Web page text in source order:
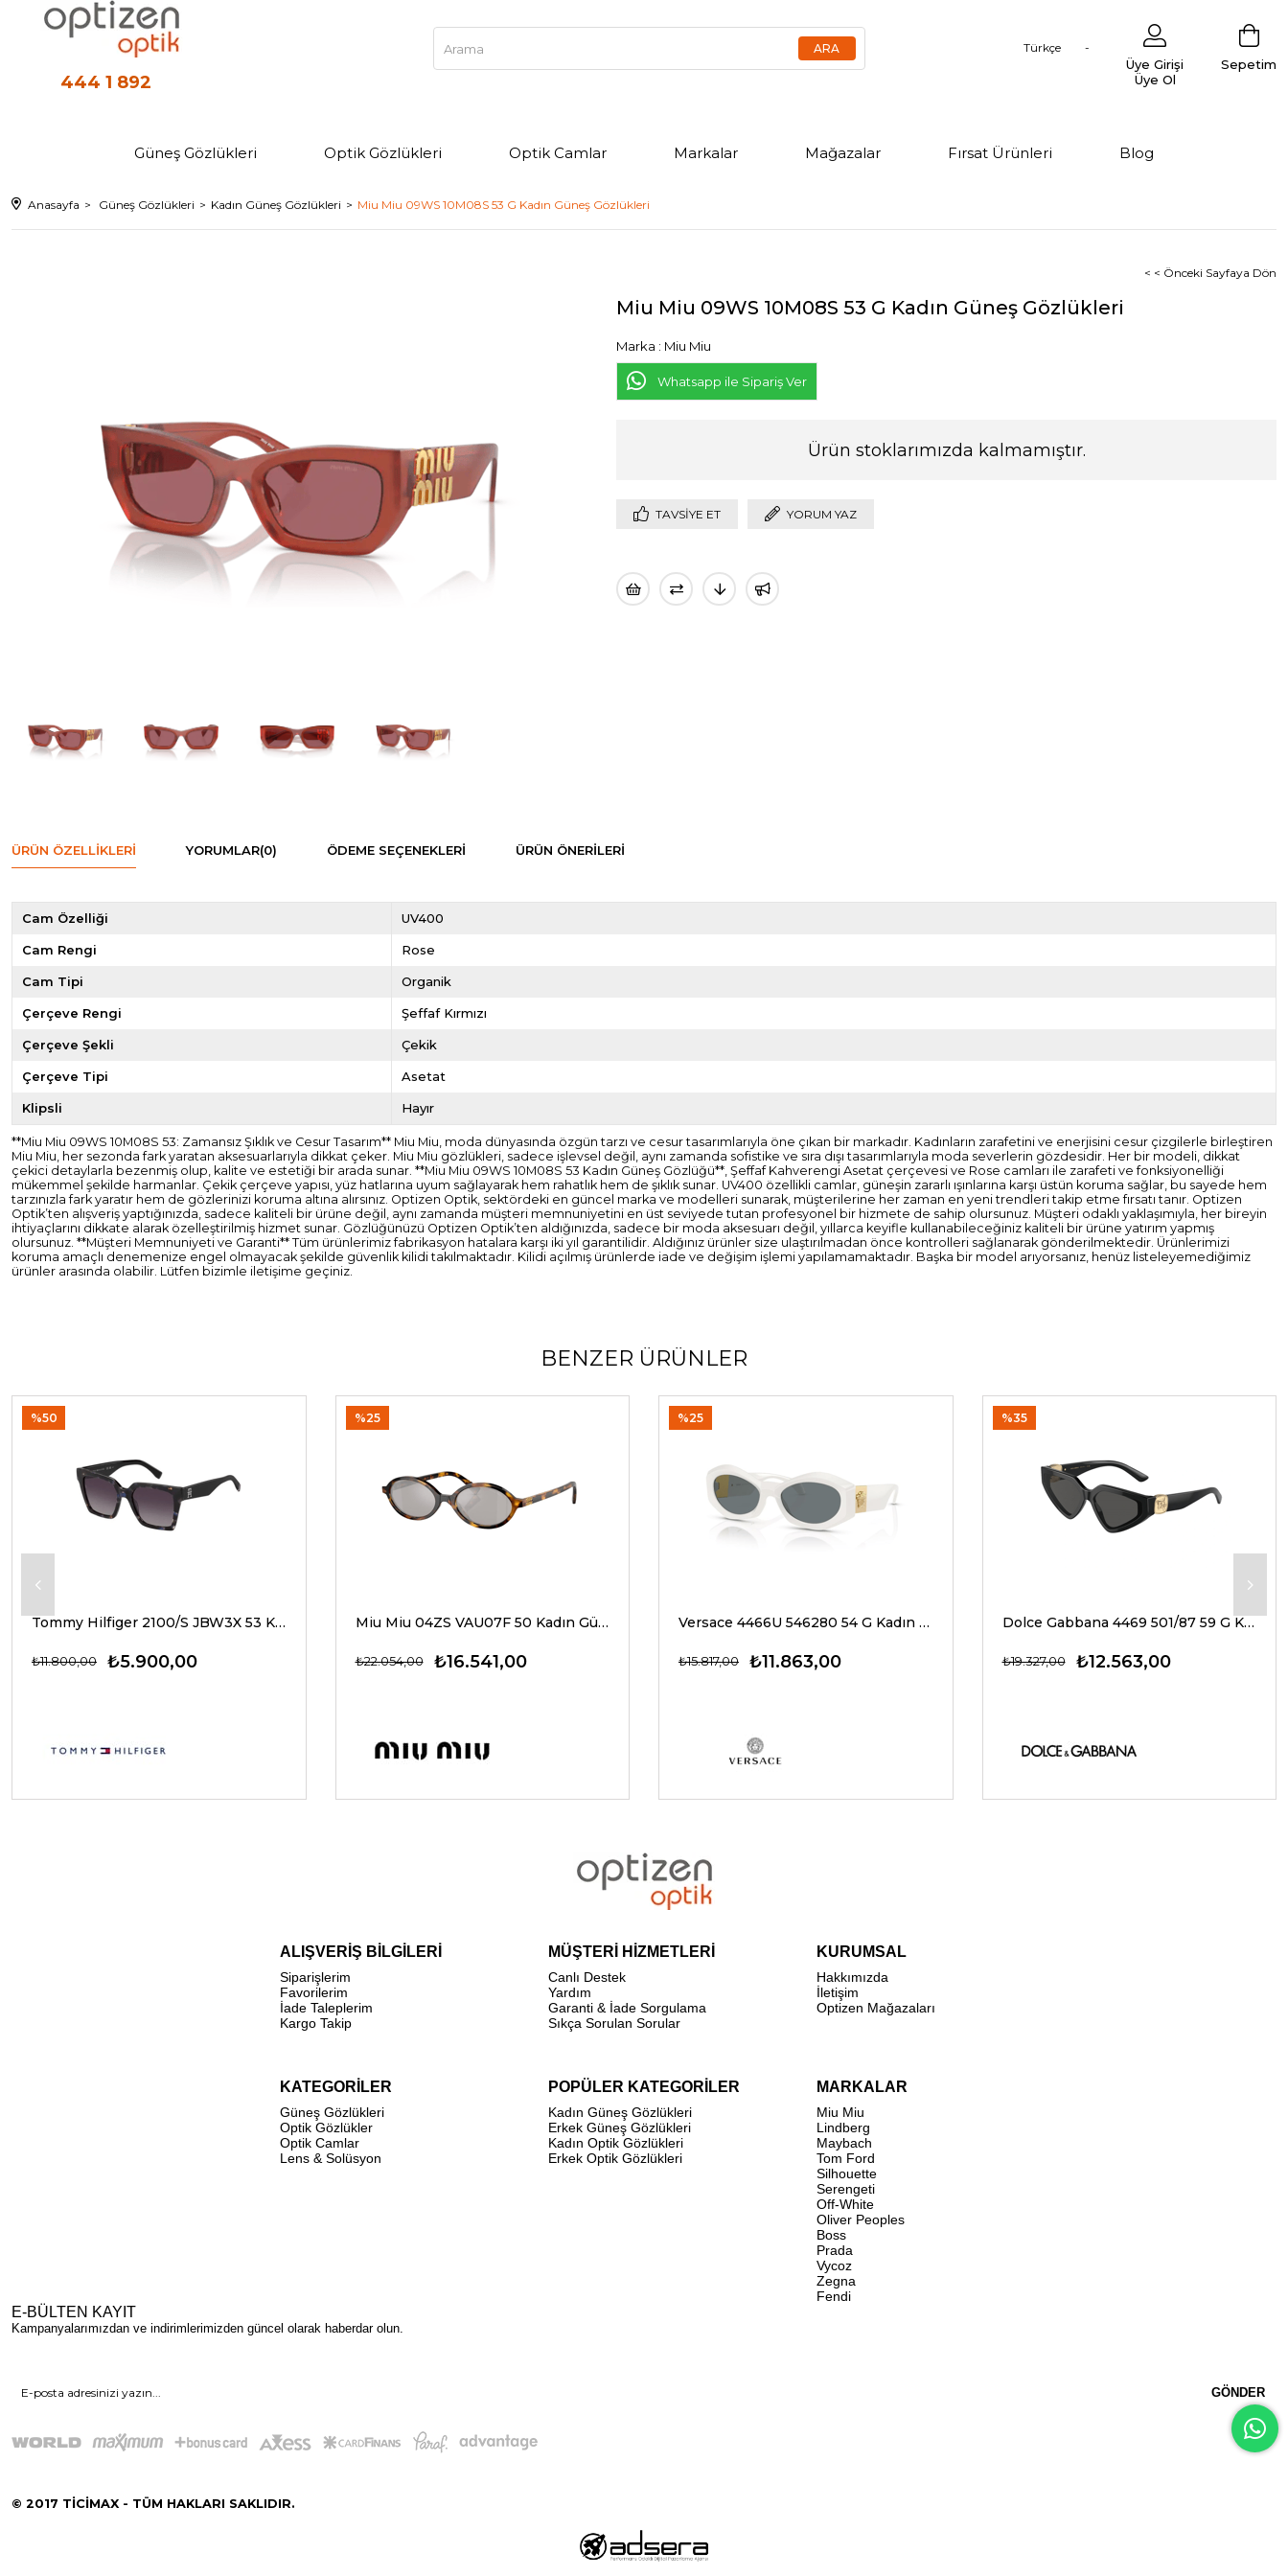
444 1 892
Türkçe
Sepetim
Üye Girişi
Üye Ol
Güneş Gözlükleri Optik Gözlükleri Optik Camlar Markalar Mağazalar Fırsat Ürünleri Blog
Anasayfa Güneş Gözlükleri Kadın Güneş Gözlükleri Miu Miu 09WS 10M08S 53 G Kadın Güneş Gözlükleri
< < Önceki Sayfaya Dön
Miu Miu 09WS 10M08S 53 G Kadın Güneş Gözlükleri
Marka : Miu Miu
Whatsapp ile Sipariş Ver
Ürün stoklarımızda kalmamıştır.
TAVSIYE ET YORUM YAZ
ÜRÜN ÖZELLIKLERI YORUMLAR(0) ÖDEME SEÇENEKLERI ÜRÜN ÖNERILERI
Cam Özelliği UV400
Cam Rengi Rose
Cam Tipi Organik
Çerçeve Rengi Şeffaf Kırmızı
Çerçeve Şekli Çekik
Çerçeve Tipi Asetat
Klipsli Hayır
**Miu Miu 09WS 10M08S 53: Zamansız Şıklık ve Cesur Tasarım** Miu Miu, moda dünyasında özgün tarzı ve cesur tasarımlarıyla öne çıkan bir markadır. Kadınların zarafetini ve enerjisini cesur çizgilerle birleştiren
Miu Miu, her sezonda fark yaratan aksesuarlarıyla dikkat çeker. Miu Miu gözlükleri, sadece işlevsel değil, aynı zamanda sofistike ve sıra dışı tasarımlarıyla moda severlerin gözdesidir. Her bir modeli, dikkat
çekici detaylarla bezenmiş olup, kalite ve estetiği bir arada sunar. **Miu Miu 09WS 10M08S 53 Kadın Güneş Gözlüğü**, Şeffaf Kahverengi Asetat çerçevesi ve Rose camları ile zarafeti ve fonksiyonelliği
mükemmel şekilde harmanlar. Çekik çerçeve yapısı, yüz hatlarına uyum sağlayarak hem rahatlık hem de şıklık sunar. UV400 özellikli camlar, güneşin zararlı ışınlarına karşı üstün koruma sağlar, bu sayede hem
tarzınızla fark yaratır hem de gözlerinizi koruma altına alırsınız. Optizen Optik, sektördeki en güncel marka ve modelleri sunarak, müşterilerine her zaman en yeni trendleri takip etme fırsatı tanır. Optizen
Optik’ten alışveriş yaptığınızda, sadece kaliteli bir ürüne değil, aynı zamanda müşteri memnuniyetini en üst seviyede tutan profesyonel bir hizmete de sahip olursunuz. Müşteri odaklı yaklaşımıyla, her bireyin
ihtiyaçlarını dikkate alarak özelleştirilmiş hizmet sunar. Gözlüğünüzü Optizen Optik’ten aldığınızda, sadece bir moda aksesuarı değil, yıllarca keyifle kullanabileceğiniz kaliteli bir ürüne yatırım yapmış
olursunuz. **Müşteri Memnuniyeti ve Garanti** Tüm ürünlerimiz fabrikasyon hatalara karşı iki yıl garantilidir. Aldığınız ürünler size ulaştırılmadan önce kontrolleri sağlanarak gönderilmektedir. Ürünlerimizi
koruma amaçlı denemenize engel olmayacak şekilde güvenlik kilidi takılmaktadır. Kilidi açılmış ürünlerde iade ve değişim işlemi yapılamamaktadır. Başka bir model arıyorsanız, henüz listeleyemediğimiz
ürünler arasında olabilir. Lütfen bizimle iletişime geçiniz.
BENZER ÜRÜNLER
Tommy Hilfiger 2100/S JBW3X 53 Kadın Güneş Gözlükleri
₺5.900,00
₺11.800,00
%50
Miu Miu 04ZS VAU07F 50 Kadın Güneş Gözlükleri
₺16.541,00
₺22.054,00
%25
Versace 4466U 546280 54 G Kadın Güneş Gözlükleri
₺11.863,00
₺15.817,00
%25
Dolce Gabbana 4469 501/87 59 G Kadın Güneş Gözlükleri
₺12.563,00
₺19.327,00
%35
ALIŞVERİŞ BİLGİLERİ
Siparişlerim
Favorilerim
İade Taleplerim
Kargo Takip
MÜŞTERİ HİZMETLERİ
Canlı Destek
Yardım
Garanti & İade Sorgulama
Sıkça Sorulan Sorular
KURUMSAL
Hakkımızda
İletişim
Optizen Mağazaları
KATEGORİLER
Güneş Gözlükleri
Optik Gözlükler
Optik Camlar
Lens & Solüsyon
POPÜLER KATEGORİLER
Kadın Güneş Gözlükleri
Erkek Güneş Gözlükleri
Kadın Optik Gözlükleri
Erkek Optik Gözlükleri
MARKALAR
Miu Miu
Lindberg
Maybach
Tom Ford
Silhouette
Serengeti
Off-White
Oliver Peoples
Boss
Prada
Vycoz
Zegna
Fendi
E-BÜLTEN KAYIT
Kampanyalarımızdan ve indirimlerimizden güncel olarak haberdar olun.
GÖNDER
© 2017 TİCİMAX - TÜM HAKLARI SAKLIDIR.